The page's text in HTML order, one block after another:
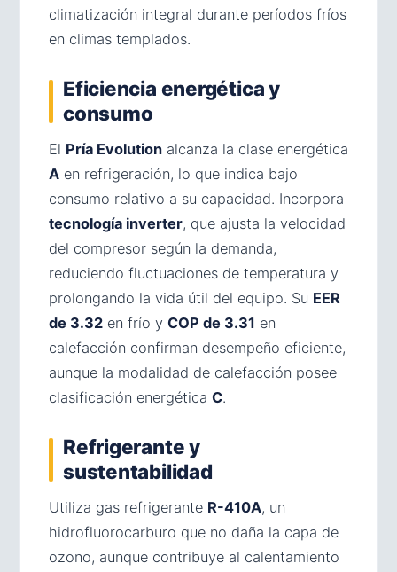
climatización integral durante períodos fríos
en climas templados.
Eficiencia energética y
consumo
El Pría Evolution alcanza la clase energética
A en refrigeración, lo que indica bajo
consumo relativo a su capacidad. Incorpora
tecnología inverter, que ajusta la velocidad
del compresor según la demanda,
reduciendo fluctuaciones de temperatura y
prolongando la vida útil del equipo. Su EER
de 3.32 en frío y COP de 3.31 en
calefacción confirman desempeño eficiente,
aunque la modalidad de calefacción posee
clasificación energética C.
Refrigerante y
sustentabilidad
Utiliza gas refrigerante R-410A, un
hidrofluorocarburo que no daña la capa de
ozono, aunque contribuye al calentamiento